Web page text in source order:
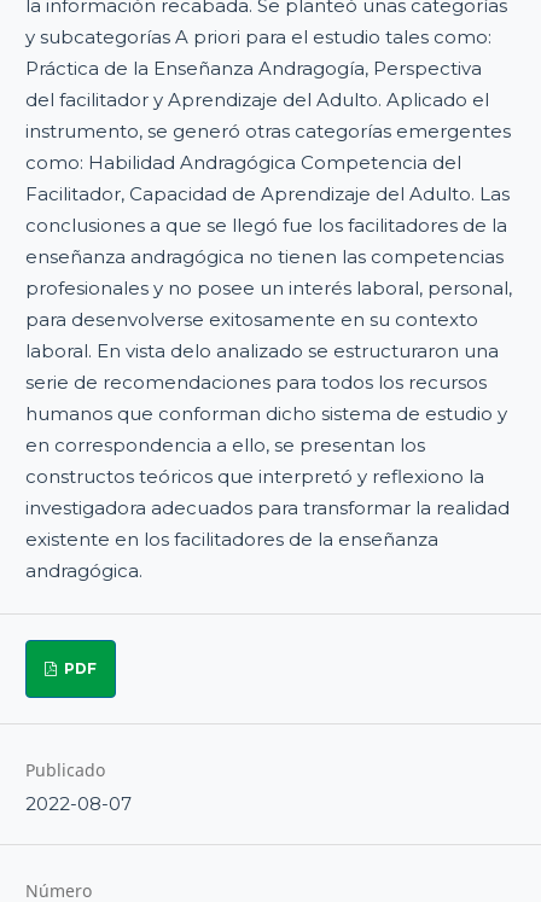
la información recabada. Se planteó unas categorías
y subcategorías A priori para el estudio tales como:
Práctica de la Enseñanza Andragogía, Perspectiva
del facilitador y Aprendizaje del Adulto. Aplicado el
instrumento, se generó otras categorías emergentes
como: Habilidad Andragógica Competencia del
Facilitador, Capacidad de Aprendizaje del Adulto. Las
conclusiones a que se llegó fue los facilitadores de la
enseñanza andragógica no tienen las competencias
profesionales y no posee un interés laboral, personal,
para desenvolverse exitosamente en su contexto
laboral. En vista delo analizado se estructuraron una
serie de recomendaciones para todos los recursos
humanos que conforman dicho sistema de estudio y
en correspondencia a ello, se presentan los
constructos teóricos que interpretó y reflexiono la
investigadora adecuados para transformar la realidad
existente en los facilitadores de la enseñanza
andragógica.
PDF
Publicado
2022-08-07
Número